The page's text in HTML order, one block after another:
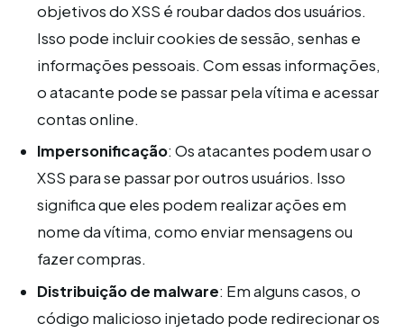
objetivos do XSS é roubar dados dos usuários.
Isso pode incluir cookies de sessão, senhas e
informações pessoais. Com essas informações,
o atacante pode se passar pela vítima e acessar
contas online.
Impersonificação: Os atacantes podem usar o
XSS para se passar por outros usuários. Isso
significa que eles podem realizar ações em
nome da vítima, como enviar mensagens ou
fazer compras.
Distribuição de malware: Em alguns casos, o
código malicioso injetado pode redirecionar os